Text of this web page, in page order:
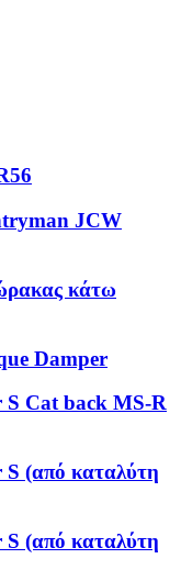
JCW
κάτω
Damper
S Cat back MS-R
S (από καταλύτη
S (από καταλύτη